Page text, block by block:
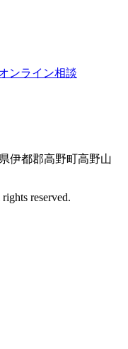
ンライン相談
伊都郡高野町高野山
reserved.